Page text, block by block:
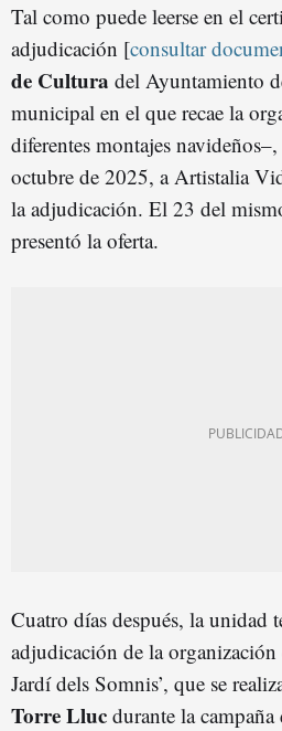
Tal como puede leerse en el
adjudicación [consultar
de Cultura del Ayuntamiento
municipal en el que recae la
diferentes montajes
octubre de 2025, a Artistalia
la adjudicación. El 23 del
presentó la oferta.
Cuatro días después, la unidad
adjudicación de la organización
Jardí dels Somnis’, que se
Torre Lluc durante la